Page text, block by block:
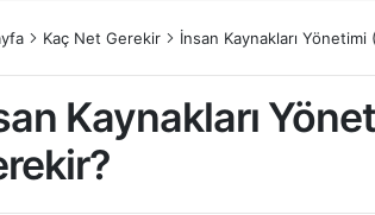
Kaç Net Gerekir İnsan Kaynakları
Kaynakları